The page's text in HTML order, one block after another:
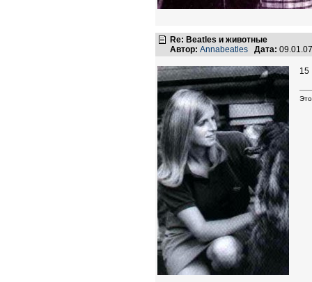
Re: Beatles и животные
Автор: Annabeatles Дата:
15